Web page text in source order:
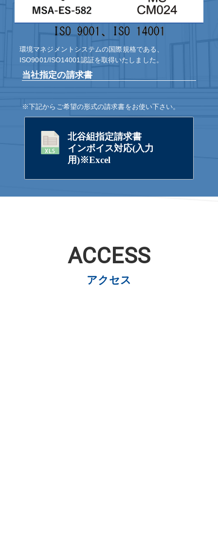
環境マネジメントシステムの国際規格である、
ISO9001/ISO14001認証を取得いたしました。
当社指定の請求書
※下記からご希望の形式の請求書をお使い下さい。
北谷組指定請求書
インボイス対応(入力
用)※Excel
ACCESS
アクセス